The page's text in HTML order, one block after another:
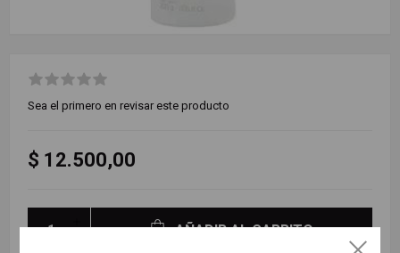
Sea el primero en revisar este producto
$ 12.500,00
AÑADIR AL CARRITO